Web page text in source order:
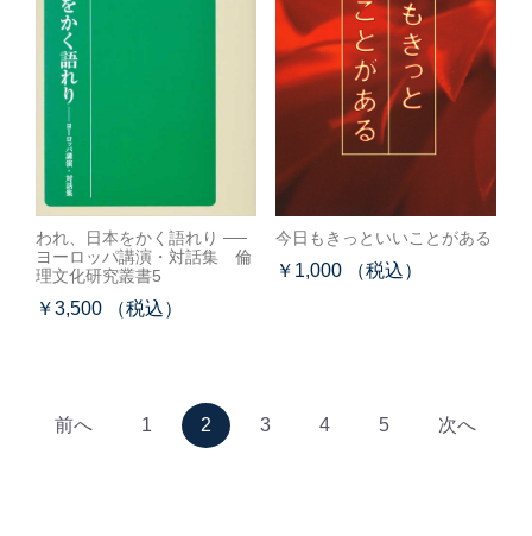
われ、日本をかく語れり ──
ヨーロッパ講演・対話集 倫
理文化研究叢書5
￥3,500 （税込）
今日もきっといいことがある
￥1,000 （税込）
前へ 1 2 3 4 5 次へ